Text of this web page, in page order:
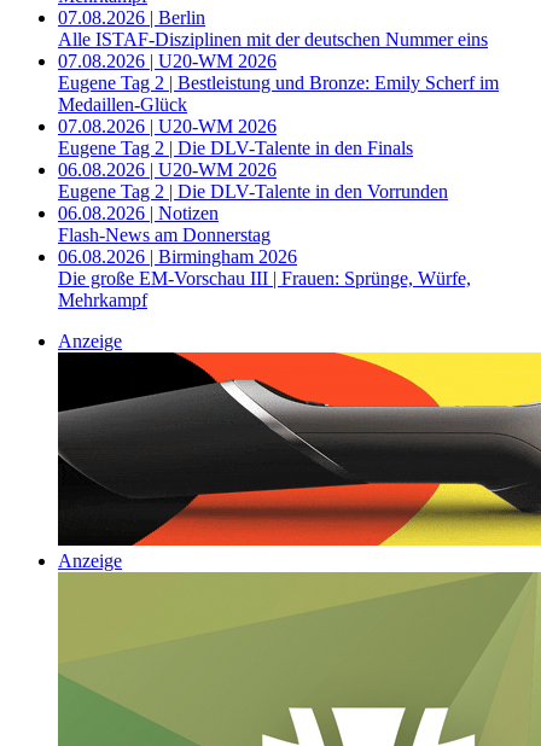
07.08.2026 | Berlin
Alle ISTAF-Disziplinen mit der deutschen Nummer eins
07.08.2026 | U20-WM 2026
Eugene Tag 2 | Bestleistung und Bronze: Emily Scherf im
Medaillen-Glück
07.08.2026 | U20-WM 2026
Eugene Tag 2 | Die DLV-Talente in den Finals
06.08.2026 | U20-WM 2026
Eugene Tag 2 | Die DLV-Talente in den Vorrunden
06.08.2026 | Notizen
Flash-News am Donnerstag
06.08.2026 | Birmingham 2026
Die große EM-Vorschau III | Frauen: Sprünge, Würfe,
Mehrkampf
Anzeige
Anzeige